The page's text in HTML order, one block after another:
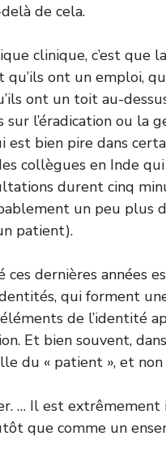
de cela.
clinique, c’est
ont un emploi,
ont un toit au-
sur l’éradication ou la
est bien pire dans
collègues en Inde
durent cinq
un peu plus
patient).
ces dernières années
qui forment
de l’identité
Et bien souvent,
du « patient », et
… Il est
que comme un